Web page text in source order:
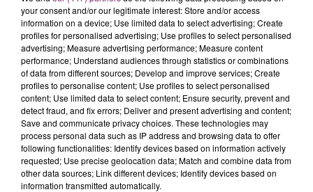
your consent and/or our legitimate interest: Store and/or access
information on a device; Use limited data to select advertising; Create
profiles for personalised advertising; Use profiles to select personalised
advertising; Measure advertising performance; Measure content
performance; Understand audiences through statistics or combinations
of data from different sources; Develop and improve services; Create
profiles to personalise content; Use profiles to select personalised
content; Use limited data to select content; Ensure security, prevent and
detect fraud, and fix errors; Deliver and present advertising and content;
Save and communicate privacy choices. These technologies may
process personal data such as IP address and browsing data to offer
following functionalities: Identify devices based on information actively
requested; Use precise geolocation data; Match and combine data from
other data sources; Link different devices; Identify devices based on
information transmitted automatically.